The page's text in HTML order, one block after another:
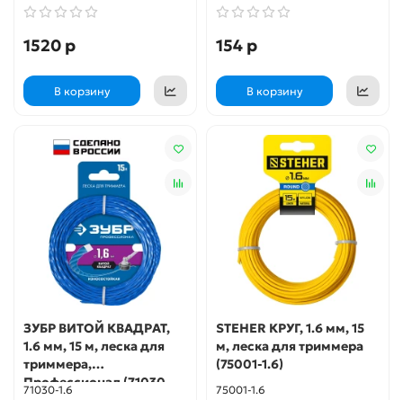
1520 р
В корзину
154 р
В корзину
ЗУБР ВИТОЙ КВАДРАТ,
1.6 мм, 15 м, леска для
триммера,
Профессионал (71030-
71030-1.6
STEHER КРУГ, 1.6 мм, 15
м, леска для триммера
(75001-1.6)
75001-1.6